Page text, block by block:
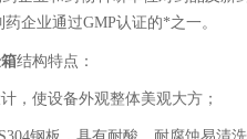
企业通过GMP认证的*之一。
结构特点：
，使设备外观整体美观大方；